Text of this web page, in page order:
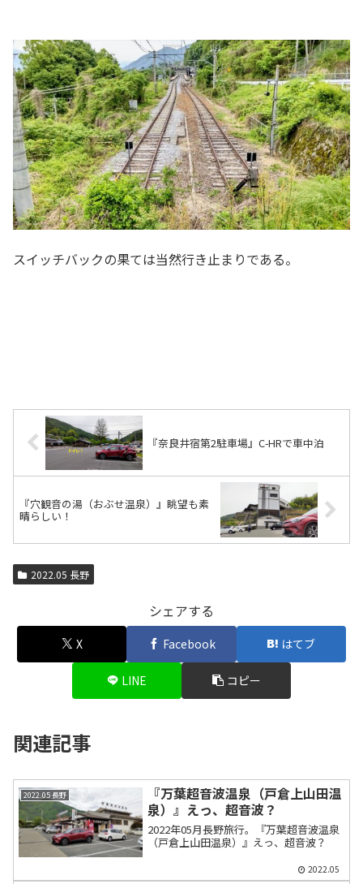
スイッチバックの果ては当然行き止まりである。
『奈良井宿第2駐車場』C-HRで車中泊
『穴観音の湯（おぶせ温泉）』眺望も素
晴らしい！
2022.05 長野
シェアする
X Facebook はてブ
LINE コピー
関連記事
2022.05 長野
『万葉超音波温泉（戸倉上山田温
泉）』えっ、超音波？
2022年05月長野旅行。『万葉超音波温泉
（戸倉上山田温泉）』えっ、超音波？
2022.05